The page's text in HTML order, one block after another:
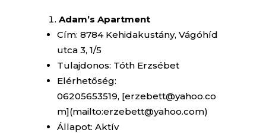
Adam’s Apartment
Cím: 8784 Kehidakustány, Vágóhíd
utca 3, 1/5
Tulajdonos: Tóth Erzsébet
Elérhetőség:
06205653519, [erzebett@yahoo.co
m](mailto:erzebett@yahoo.com)
Állapot: Aktív